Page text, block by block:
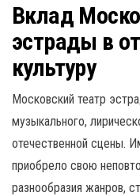
Вклад
эстрады в
культуру
Московский театр
музыкального,
отечественной сцены.
приобрело свою
разнообразия жанров,